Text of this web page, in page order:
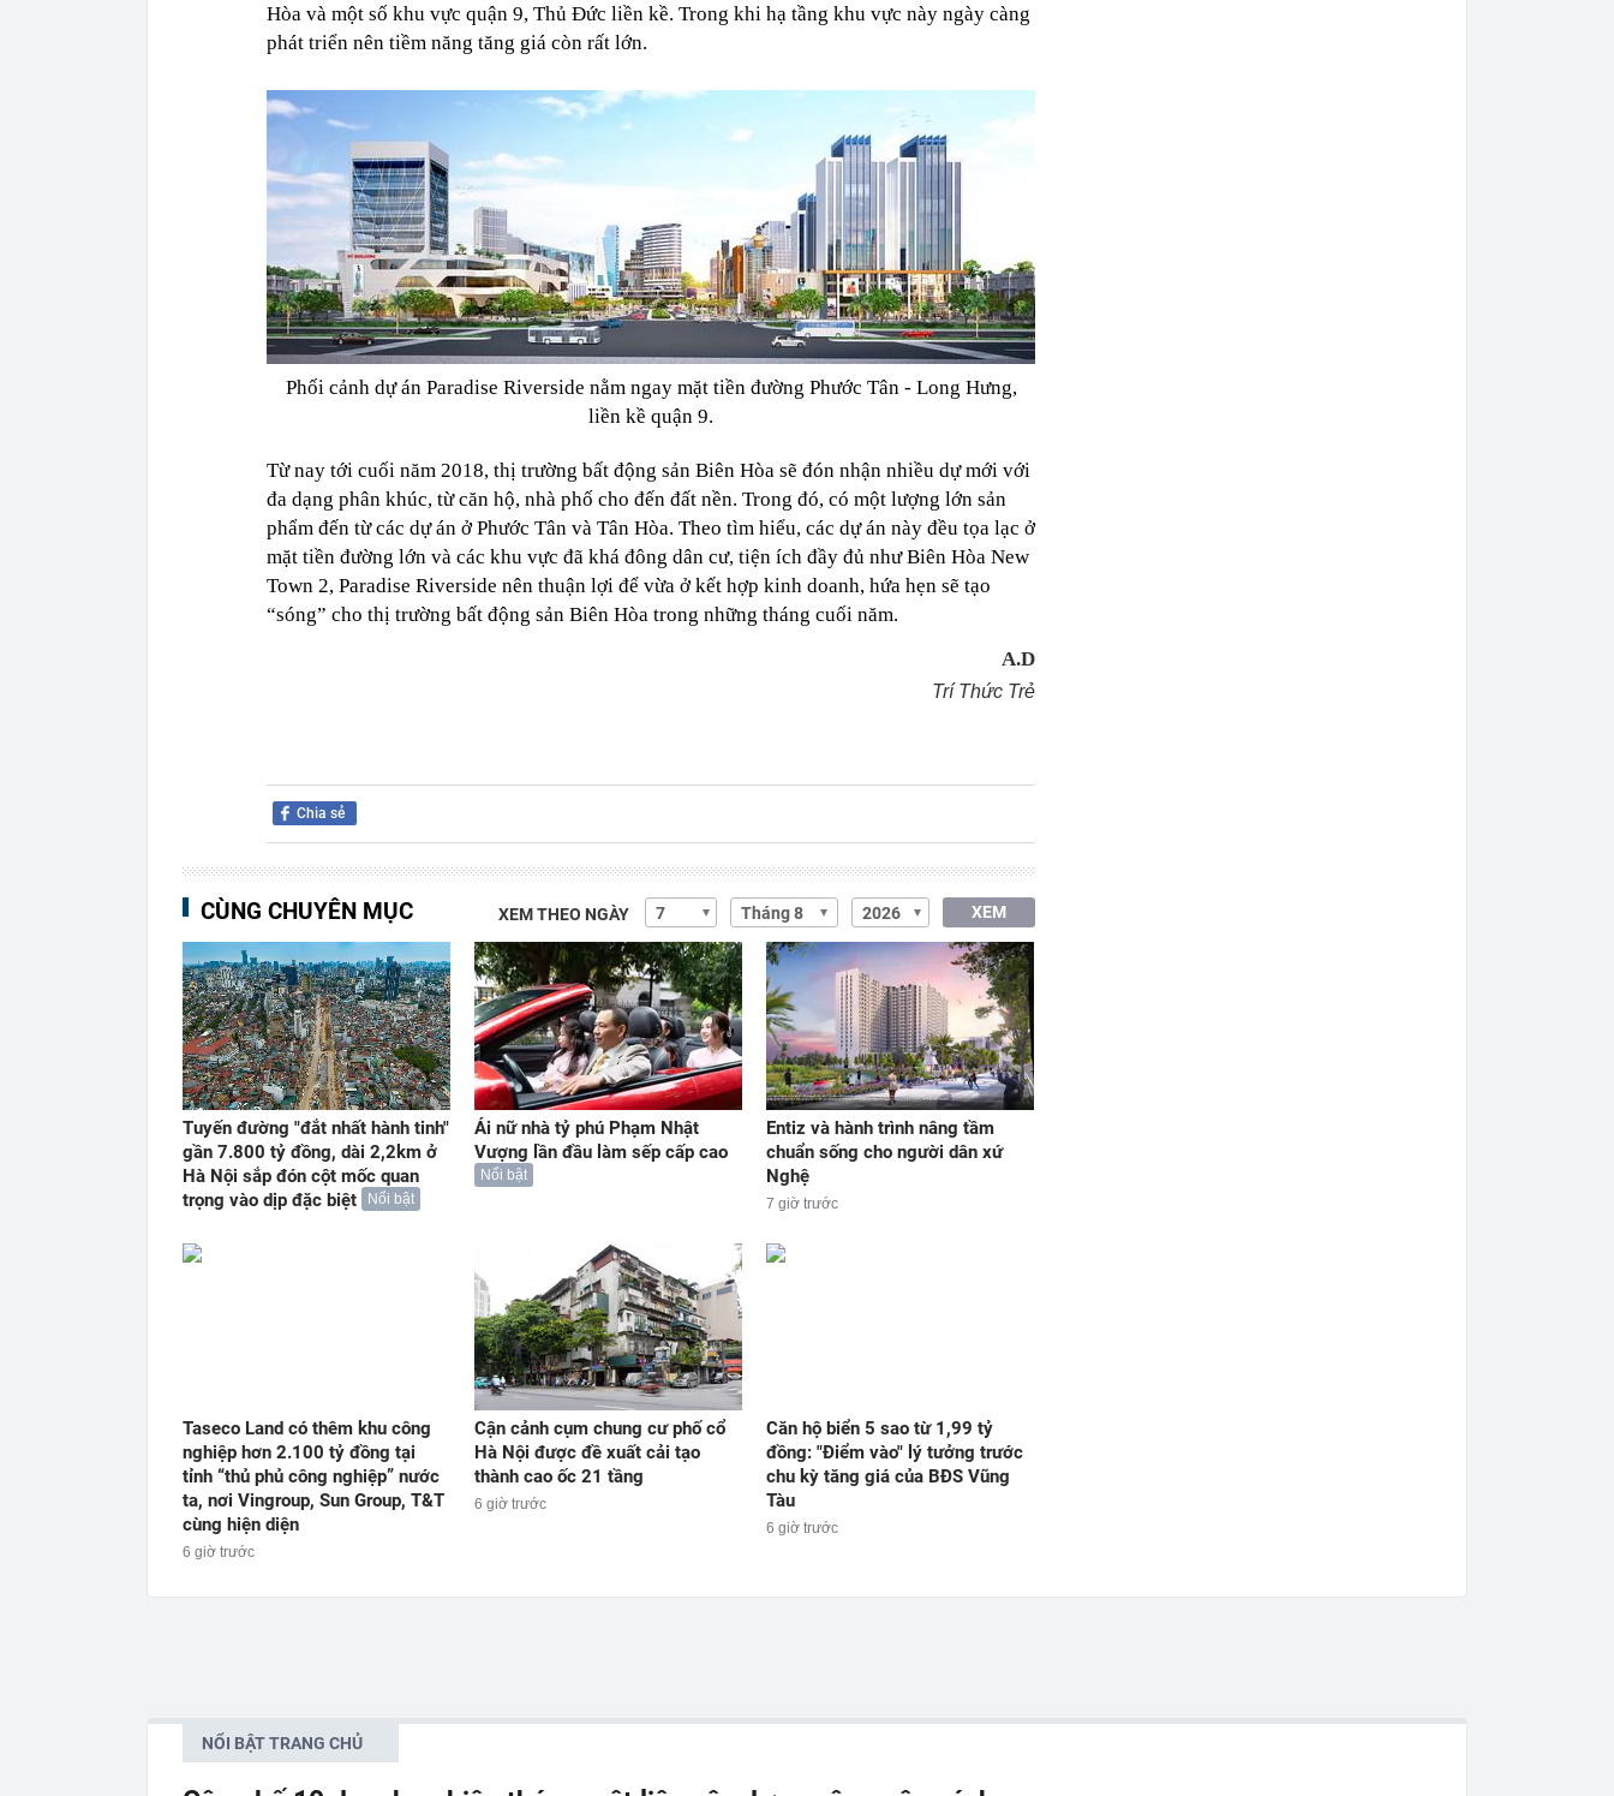
Hòa và một số khu vực quận 9, Thủ Đức liền kề. Trong khi hạ tầng khu vực này ngày càng
phát triển nên tiềm năng tăng giá còn rất lớn.
Phối cảnh dự án Paradise Riverside nằm ngay mặt tiền đường Phước Tân - Long Hưng,
liền kề quận 9.
Từ nay tới cuối năm 2018, thị trường bất động sản Biên Hòa sẽ đón nhận nhiều dự mới với
đa dạng phân khúc, từ căn hộ, nhà phố cho đến đất nền. Trong đó, có một lượng lớn sản
phẩm đến từ các dự án ở Phước Tân và Tân Hòa. Theo tìm hiểu, các dự án này đều tọa lạc ở
mặt tiền đường lớn và các khu vực đã khá đông dân cư, tiện ích đầy đủ như Biên Hòa New
Town 2, Paradise Riverside nên thuận lợi để vừa ở kết hợp kinh doanh, hứa hẹn sẽ tạo
“sóng” cho thị trường bất động sản Biên Hòa trong những tháng cuối năm.
A.D
Trí Thức Trẻ
Chia sẻ
CÙNG CHUYÊN MỤC XEM THEO NGÀY XEM
Tuyến đường "đắt nhất hành tinh"
gần 7.800 tỷ đồng, dài 2,2km ở
Hà Nội sắp đón cột mốc quan
trọng vào dịp đặc biệt
Nổi bật
Ái nữ nhà tỷ phú Phạm Nhật
Vượng lần đầu làm sếp cấp cao
Nổi bật
Entiz và hành trình nâng tầm
chuẩn sống cho người dân xứ
Nghệ
7 giờ trước
Taseco Land có thêm khu công
nghiệp hơn 2.100 tỷ đồng tại
tỉnh “thủ phủ công nghiệp” nước
ta, nơi Vingroup, Sun Group, T&T
cùng hiện diện
6 giờ trước
Cận cảnh cụm chung cư phố cổ
Hà Nội được đề xuất cải tạo
thành cao ốc 21 tầng
6 giờ trước
Căn hộ biển 5 sao từ 1,99 tỷ
đồng: "Điểm vào" lý tưởng trước
chu kỳ tăng giá của BĐS Vũng
Tàu
6 giờ trước
NỔI BẬT TRANG CHỦ